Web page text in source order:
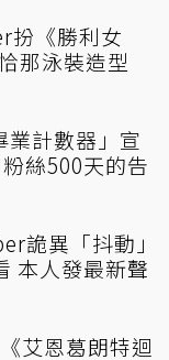
扮《勝利女
那泳裝造型
業計數器」宣
絲500天的告
詭異「抖動」
本人發最新聲
艾恩葛朗特迴